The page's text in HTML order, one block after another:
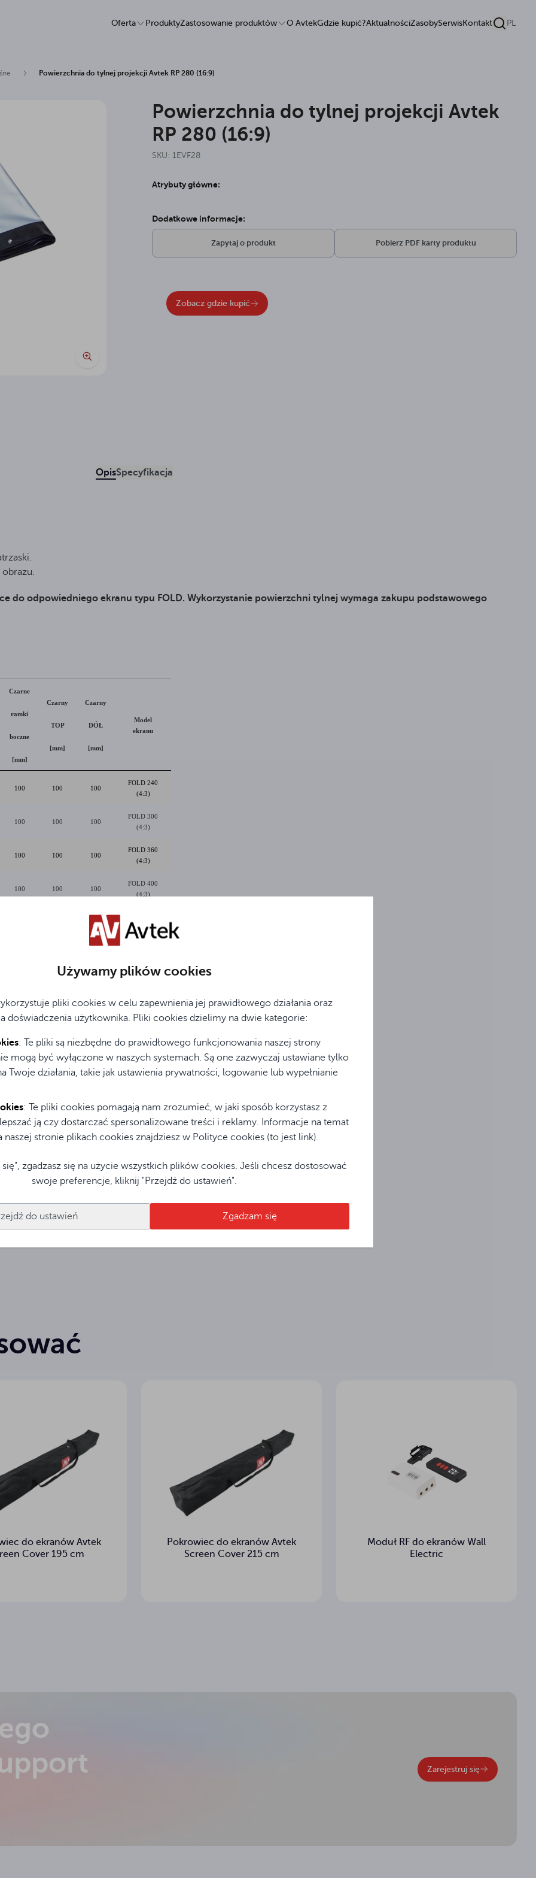
Używamy plików cookies
pliki cookies w celu zapewnienia jej prawidłowego działania oraz
doświadczenia użytkownika. Pliki cookies dzielimy na dwie kategorie:
: Te pliki są niezbędne do prawidłowego funkcjonowania naszej strony
mogą być wyłączone w naszych systemach. Są one zazwyczaj ustawiane tylko
Twoje działania, takie jak ustawienia prywatności, logowanie lub wypełnianie
: Te pliki cookies pomagają nam zrozumieć, w jaki sposób korzystasz z
ją czy dostarczać spersonalizowane treści i reklamy. Informacje na temat
naszej stronie plikach cookies znajdziesz w Polityce cookies (to jest link).
się", zgadzasz się na użycie wszystkich plików cookies. Jeśli chcesz dostosować
swoje preferencje, kliknij "Przejdź do ustawień".
do ustawień Zgadzam się
Oferta ProduktyZastosowanie produktów O AvtekGdzie kupić?AktualnościZasobySerwisKontakt PL
Powierzchnia do tylnej projekcji Avtek RP 280 (16:9)
Powierzchnia do tylnej projekcji Avtek
RP 280 (16:9)
SKU: 1EVF28
Atrybuty główne:
Dodatkowe informacje:
Zapytaj o produkt Pobierz PDF karty produktu
Zobacz gdzie kupić
OpisSpecyfikacja
do odpowiedniego ekranu typu FOLD. Wykorzystanie powierzchni tylnej wymaga zakupu podstawowego
Czarne
ramki
boczne
[mm]
Czarny
TOP
[mm]
Czarny
DÓŁ
[mm]
Model
ekranu
100 100 100
FOLD 240
(4:3)
100 100 100
FOLD 300
(4:3)
100 100 100
FOLD 360
(4:3)
100 100 100
FOLD 400
(4:3)
100
(4:3)
80
FOLD 180
(16:9)
100 100 100
FOLD 220
(16:9)
100 100 100
(16:9)
100 100 100
(16:9)
100 100 100
(16:9)
dokupić osobno.
do ekranów Avtek
Cover 195 cm
Pokrowiec do ekranów Avtek
Screen Cover 215 cm
Moduł RF do ekranów Wall
Electric
Zarejestruj się